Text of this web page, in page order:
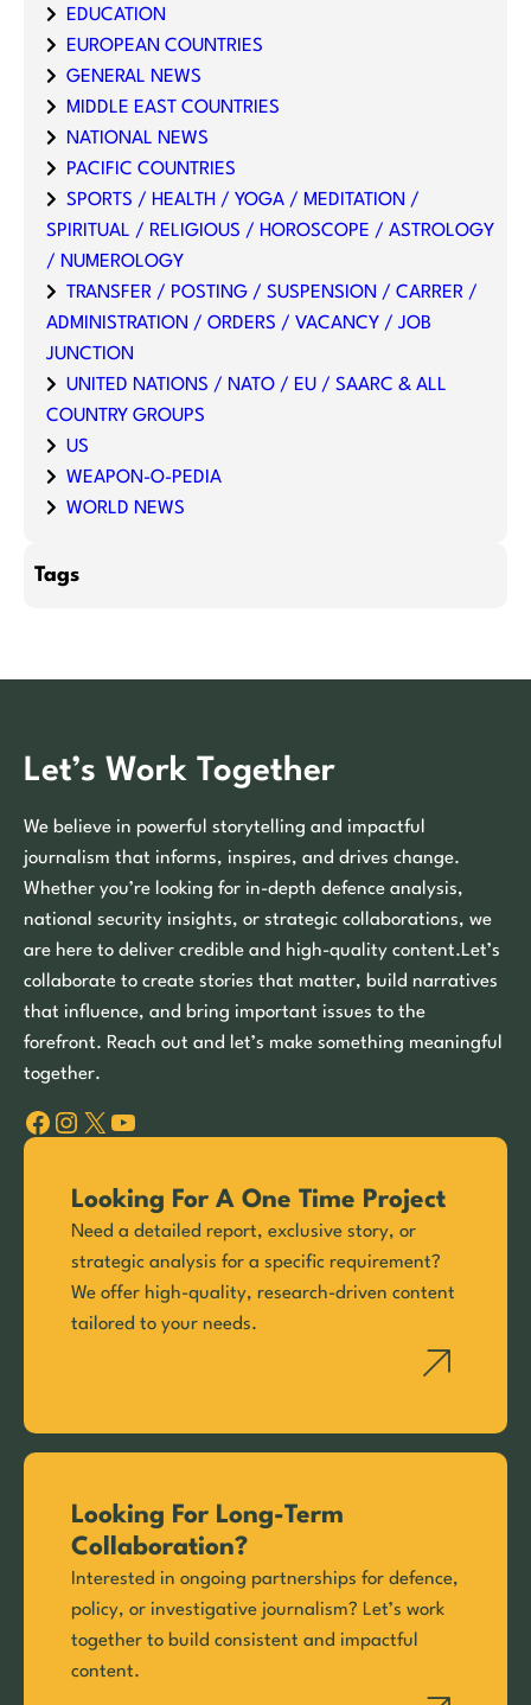
EDUCATION
EUROPEAN COUNTRIES
GENERAL NEWS
MIDDLE EAST COUNTRIES
NATIONAL NEWS
PACIFIC COUNTRIES
SPORTS / HEALTH / YOGA / MEDITATION /
SPIRITUAL / RELIGIOUS / HOROSCOPE / ASTROLOGY
/ NUMEROLOGY
TRANSFER / POSTING / SUSPENSION / CARRER /
ADMINISTRATION / ORDERS / VACANCY / JOB
JUNCTION
UNITED NATIONS / NATO / EU / SAARC & ALL
COUNTRY GROUPS
US
WEAPON-O-PEDIA
WORLD NEWS
Tags
Let’s Work Together
We believe in powerful storytelling and impactful
journalism that informs, inspires, and drives change.
Whether you’re looking for in-depth defence analysis,
national security insights, or strategic collaborations, we
are here to deliver credible and high-quality content.Let’s
collaborate to create stories that matter, build narratives
that influence, and bring important issues to the
forefront. Reach out and let’s make something meaningful
together.
Facebook Instagram X YouTube
Looking For A One Time Project
Need a detailed report, exclusive story, or
strategic analysis for a specific requirement?
We offer high-quality, research-driven content
tailored to your needs.
Looking For Long-Term
Collaboration?
Interested in ongoing partnerships for defence,
policy, or investigative journalism? Let’s work
together to build consistent and impactful
content.